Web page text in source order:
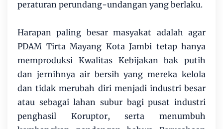
peraturan perundang-undangan yang berlaku.
Harapan paling besar masyakat adalah agar
PDAM Tirta Mayang Kota Jambi tetap hanya
memproduksi Kwalitas Kebijakan bak putih
dan jernihnya air bersih yang mereka kelola
dan tidak merubah diri menjadi industri besar
atau sebagai lahan subur bagi pusat industri
penghasil Koruptor, serta menumbuh